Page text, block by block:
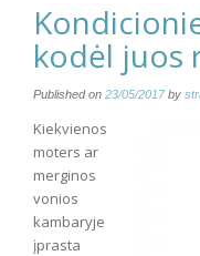
kodėl juos
Published on 23/05/2017by
Kiekvienos
moters ar
merginos
vonios
kambaryje
įprasta